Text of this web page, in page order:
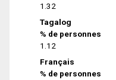
1.32
Tagalog
% de personnes
1.12
Français
% de personnes